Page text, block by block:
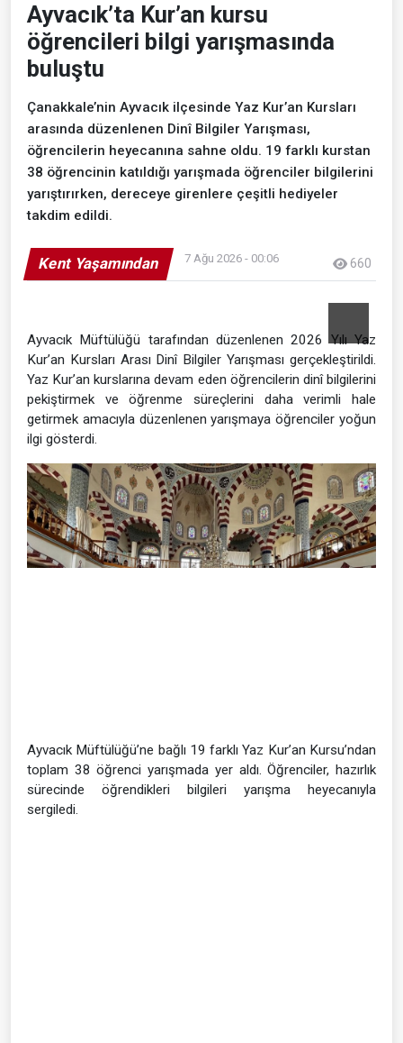
Ayvacık’ta Kur’an kursu
öğrencileri bilgi yarışmasında
buluştu
Çanakkale’nin Ayvacık ilçesinde Yaz Kur’an Kursları
arasında düzenlenen Dinî Bilgiler Yarışması,
öğrencilerin heyecanına sahne oldu. 19 farklı kurstan
38 öğrencinin katıldığı yarışmada öğrenciler bilgilerini
yarıştırırken, dereceye girenlere çeşitli hediyeler
takdim edildi.
Kent Yaşamından 7 Ağu 2026 - 00:06 660
Ayvacık Müftülüğü tarafından düzenlenen 2026 Yılı Yaz
Kur’an Kursları Arası Dinî Bilgiler Yarışması gerçekleştirildi.
Yaz Kur’an kurslarına devam eden öğrencilerin dinî bilgilerini
pekiştirmek ve öğrenme süreçlerini daha verimli hale
getirmek amacıyla düzenlenen yarışmaya öğrenciler yoğun
ilgi gösterdi.
Ayvacık Müftülüğü’ne bağlı 19 farklı Yaz Kur’an Kursu’ndan
toplam 38 öğrenci yarışmada yer aldı. Öğrenciler, hazırlık
sürecinde öğrendikleri bilgileri yarışma heyecanıyla
sergiledi.